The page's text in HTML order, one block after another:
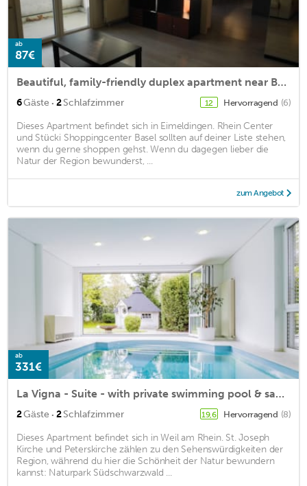
ab
87€
Beautiful, family-friendly duplex apartment near Basel
6Gäste · 2Schlafzimmer 12 Hervorragend (6)
Dieses Apartment befindet sich in Eimeldingen. Rhein Center
und Stücki Shoppingcenter Basel sollten auf deiner Liste stehen,
wenn du gerne shoppen gehst. Wenn du dagegen lieber die
Natur der Region bewunderst, ...
zum Angebot
ab
331€
La Vigna - Suite - with private swimming pool & sauna
2Gäste · 2Schlafzimmer 19,6 Hervorragend (8)
Dieses Apartment befindet sich in Weil am Rhein. St. Joseph
Kirche und Peterskirche zählen zu den Sehenswürdigkeiten der
Region, während du hier die Schönheit der Natur bewundern
kannst: Naturpark Südschwarzwald ...